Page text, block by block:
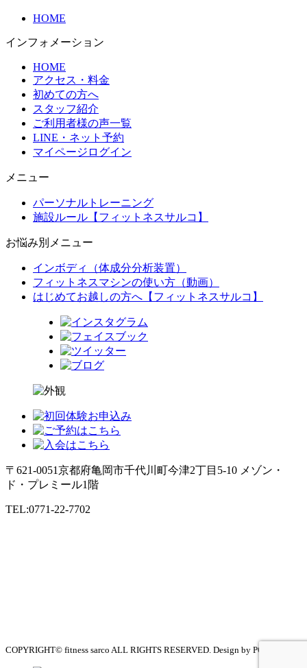
HOME
インフォメーション
HOME
アクセス・料金
初めての方へ
スタッフ紹介
ご利用者様の声一覧
LINE・ネット予約
マイページログイン
メニュー
パーソナルトレーニング
施設ルール【フィットネスサルコ】
お悩み別メニュー
インボディ（体成分分析装置）
フィットネスマシンの使い方（動画）
はじめてお越しの方へ【フィットネスサルコ】
〒621-0051京都府亀岡市千代川町今津2丁目5-10 メゾン・
ド・プレミール1階
TEL:0771-22-7702
COPYRIGHT© fitness sarco ALL RIGHTS RESERVED. Design by PORTALS